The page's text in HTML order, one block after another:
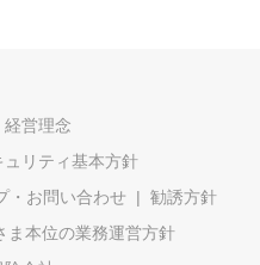
経営理念
ュリティ基本方針
・お問い合わせ
勧誘方針
ま本位の業務運営方針